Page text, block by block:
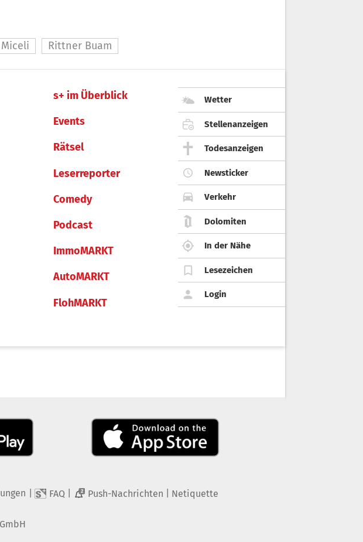
Rittner Buam
s+ im Überblick
Events
Rätsel
Leserreporter
Comedy
Podcast
ImmoMARKT
AutoMARKT
FlohMARKT
Wetter
Stellenanzeigen
Todesanzeigen
Newsticker
Verkehr
Dolomiten
In der Nähe
Lesezeichen
Login
FAQ 2 Push-Nachrichten Netiquette